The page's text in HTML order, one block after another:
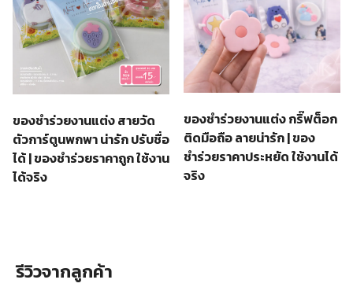
ของชำร่วยงานแต่ง สายวัด
ตัวการ์ตูนพกพา น่ารัก ปรับชื่อ
ได้ | ของชำร่วยราคาถูก ใช้งาน
ได้จริง
ของชำร่วยงานแต่ง กริ๊ฟต็อก
ติดมือถือ ลายน่ารัก | ของ
ชำร่วยราคาประหยัด ใช้งานได้
จริง
รีวิวจากลูกค้า